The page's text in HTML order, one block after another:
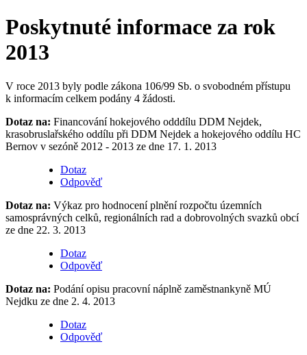
Poskytnuté informace za rok
2013
V roce 2013 byly podle zákona 106/99 Sb. o svobodném přístupu
k informacím celkem podány 4 žádosti.
Dotaz na: Financování hokejového odddílu DDM Nejdek,
krasobruslařského oddílu při DDM Nejdek a hokejového oddílu HC
Bernov v sezóně 2012 - 2013 ze dne 17. 1. 2013
Dotaz
Odpověď
Dotaz na: Výkaz pro hodnocení plnění rozpočtu územních
samosprávných celků, regionálních rad a dobrovolných svazků obcí
ze dne 22. 3. 2013
Dotaz
Odpověď
Dotaz na: Podání opisu pracovní náplně zaměstnankyně MÚ
Nejdku ze dne 2. 4. 2013
Dotaz
Odpověď